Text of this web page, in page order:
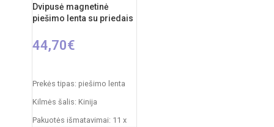
Dvipusė magnetinė
piešimo lenta su priedais
44,70€
Prekės tipas: piešimo lenta
Kilmės šalis: Kinija
Pakuotės išmatavimai: 11 x